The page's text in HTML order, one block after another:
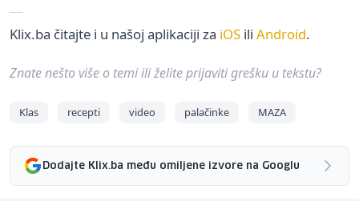
Klix.ba čitajte i u našoj aplikaciji za iOS ili Android.
Znate nešto više o temi ili želite prijaviti grešku u tekstu?
Klas recepti video palačinke MAZA
Dodajte Klix.ba među omiljene izvore na Googlu